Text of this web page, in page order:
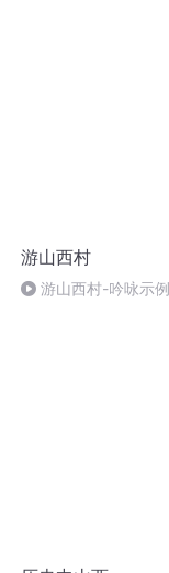
游山西村
游山西村-吟咏示例